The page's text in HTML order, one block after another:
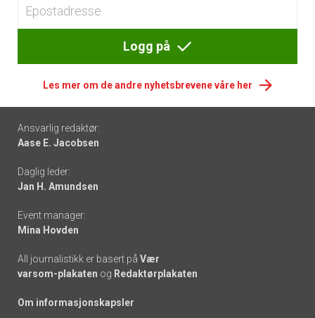
Logg på
Les mer om de andre nyhetsbrevene våre her
Footer
-
links
Ansvarlig redaktør:
Aase E. Jacobsen
Daglig leder:
Jan H. Amundsen
Event manager:
Mina Hovden
All journalistikk er basert på Vær
varsom-plakaten og Redaktørplakaten
Om informasjonskapsler